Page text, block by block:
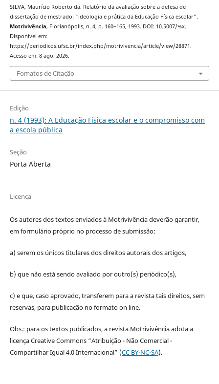
SILVA, Maurício Roberto da. Relatório da avaliação sobre a defesa de
dissertação de mestrado: "ideologia e prática da Educação Física escolar".
Motrivivência, Florianópolis, n. 4, p. 160–165, 1993. DOI: 10.5007/%x.
Disponível em:
https://periodicos.ufsc.br/index.php/motrivivencia/article/view/28871.
Acesso em: 8 ago. 2026.
Fomatos de Citação
Edição
n. 4 (1993): A Educação Física escolar e o compromisso com
a escola pública
Seção
Porta Aberta
Licença
Os autores dos textos enviados à Motrivivência deverão garantir,
em formulário próprio no processo de submissão:
a) serem os únicos titulares dos direitos autorais dos artigos,
b) que não está sendo avaliado por outro(s) periódico(s),
c) e que, caso aprovado, transferem para a revista tais direitos, sem
reservas, para publicação no formato on line.
Obs.: para os textos publicados, a revista Motrivivência adota a
licença Creative Commons “Atribuição - Não Comercial -
Compartilhar Igual 4.0 Internacional” (CC BY-NC-SA).